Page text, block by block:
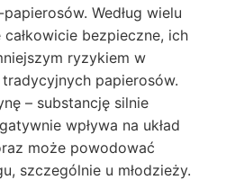
Według wielu
całkowicie bezpieczne, ich
ryzykiem w
papierosów.
– substancję silnie
wpływa na układ
może powodować
szczególnie u młodzieży.